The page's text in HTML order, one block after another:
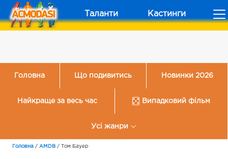
Таланти Кастинги
Головна Що подивитись Новинки 2026
Найкраще за весь час Випадковий фільм
Усі жанри
Головна / AMDB / Том Бауер